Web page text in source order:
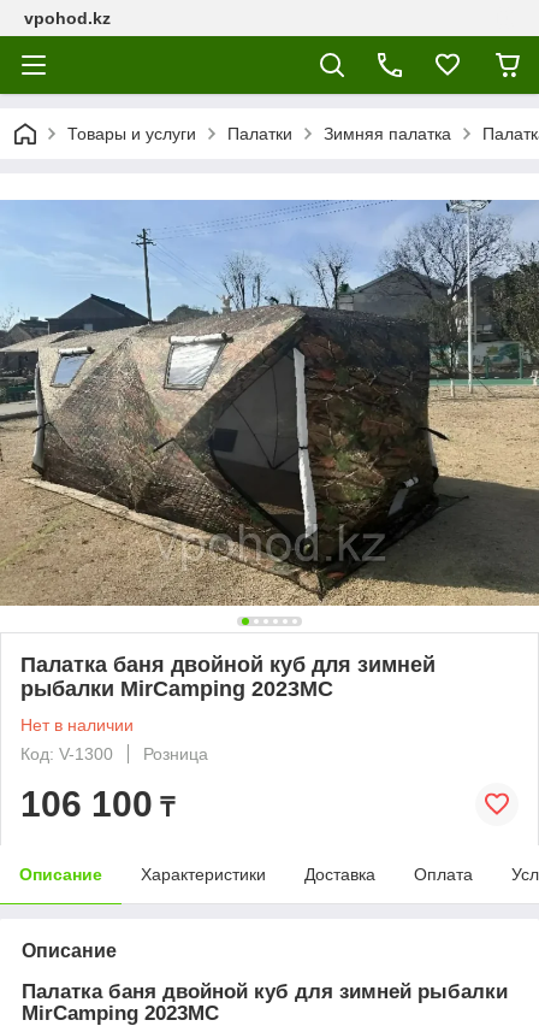
vpohod.kz
Товары и услуги Палатки Зимняя палатка
Палатка баня двойной куб для зимней
рыбалки MirCamping 2023MC
Нет в наличии
Код: V-1300
Розница
106 100 ₸
Описание Характеристики Доставка Оплата
Описание
Палатка баня двойной куб для зимней рыбалки
MirCamping 2023MC